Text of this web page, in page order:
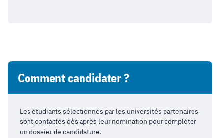
Comment candidater ?
Les étudiants sélectionnés par les universités partenaires
sont contactés dès après leur nomination pour compléter
un dossier de candidature.